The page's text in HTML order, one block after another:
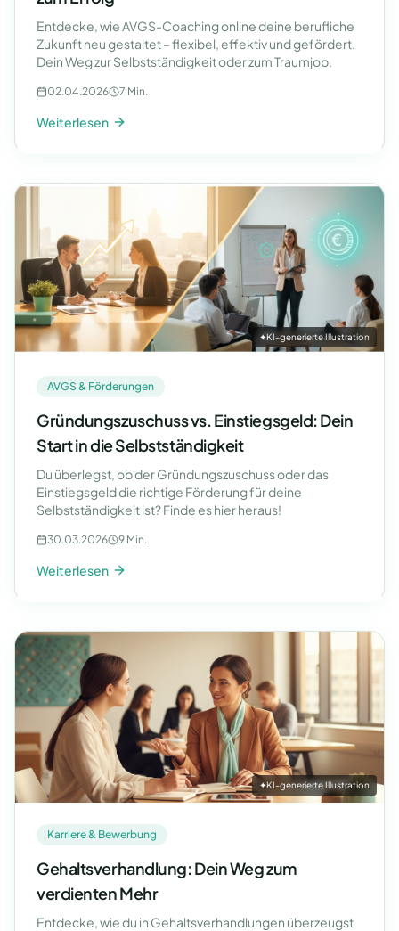
Entdecke, wie AVGS-Coaching online deine berufliche
Zukunft neu gestaltet – flexibel, effektiv und gefördert.
Dein Weg zur Selbstständigkeit oder zum Traumjob.
02.04.2026 7 Min.
Weiterlesen
✦KI-generierte Illustration
AVGS & Förderungen
Gründungszuschuss vs. Einstiegsgeld: Dein
Start in die Selbstständigkeit
Du überlegst, ob der Gründungszuschuss oder das
Einstiegsgeld die richtige Förderung für deine
Selbstständigkeit ist? Finde es hier heraus!
30.03.2026 9 Min.
Weiterlesen
✦KI-generierte Illustration
Karriere & Bewerbung
Gehaltsverhandlung: Dein Weg zum
verdienten Mehr
Entdecke, wie du in Gehaltsverhandlungen überzeugst